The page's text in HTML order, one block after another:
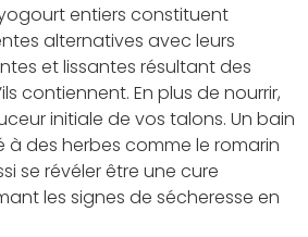
entiers constituent
alternatives avec leurs
et lissantes résultant des
contiennent. En plus de nourrir,
initiale de vos talons. Un bain
à des herbes comme le romarin
se révéler être une cure
les signes de sécheresse en